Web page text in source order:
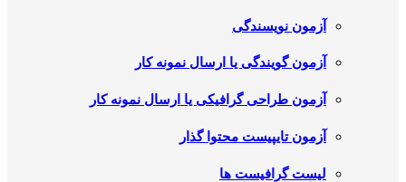
آزمون نویسندگی
آزمون گویندگی یا ارسال نمونه کار
آزمون طراحی گرافیکی یا ارسال نمونه کار
آزمون تایپیست محتوا گذار
لیست گرافیست ها